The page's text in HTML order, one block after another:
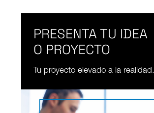
PRESENTA TU IDEA
O PROYECTO
Tu proyecto elevado a la realidad.